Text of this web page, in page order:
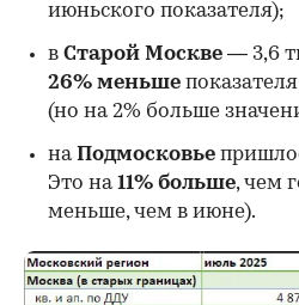
00:00 / 00:00
июньского показателя);
в Старой Москве — 3,6
26% меньше
(но на 2% больше
наПодмосковье
Это на11% больше, чем
меньше, чем в июне).